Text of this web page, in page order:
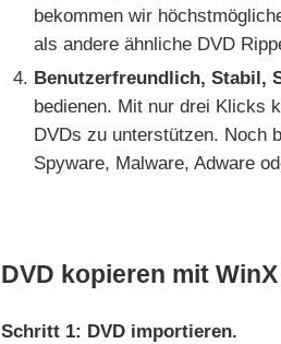
bekommen wir
als andere ähnliche DVD
Benutzerfreundlich, Stabil,
bedienen. Mit nur drei Klicks
DVDs zu unterstützen. Noch
Spyware, Malware, Adware
DVD kopieren mit
Schritt 1: DVD importieren.